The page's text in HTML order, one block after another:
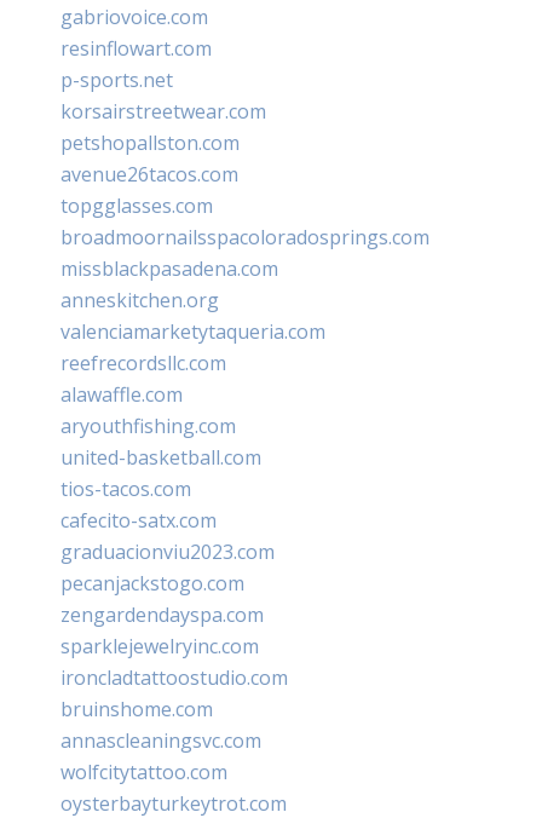
gabriovoice.com
resinflowart.com
p-sports.net
korsairstreetwear.com
petshopallston.com
avenue26tacos.com
topgglasses.com
broadmoornailsspacoloradosprings.com
missblackpasadena.com
anneskitchen.org
valenciamarketytaqueria.com
reefrecordsllc.com
alawaffle.com
aryouthfishing.com
united-basketball.com
tios-tacos.com
cafecito-satx.com
graduacionviu2023.com
pecanjackstogo.com
zengardendayspa.com
sparklejewelryinc.com
ironcladtattoostudio.com
bruinshome.com
annascleaningsvc.com
wolfcitytattoo.com
oysterbayturkeytrot.com